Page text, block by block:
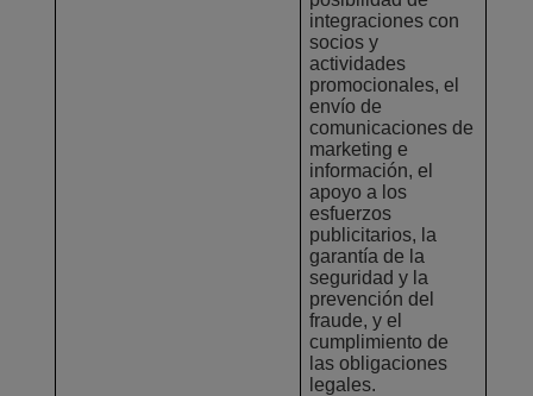
integraciones con
socios y
actividades
promocionales, el
envío de
comunicaciones de
marketing e
información, el
apoyo a los
esfuerzos
publicitarios, la
garantía de la
seguridad y la
prevención del
fraude, y el
cumplimiento de
las obligaciones
legales.